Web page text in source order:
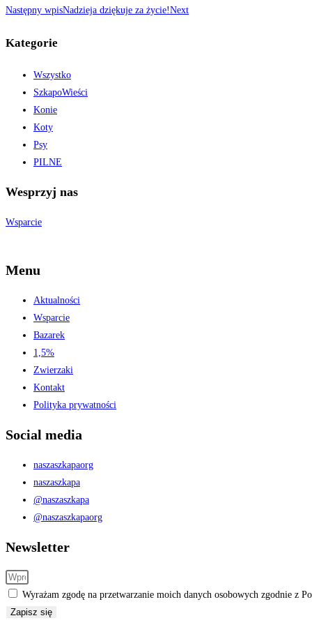
Następny wpisNadzieja dziękuje za życie!Next
Kategorie
Wszystko
SzkapoWieści
Konie
Koty
Psy
PILNE
Wesprzyj nas
Wsparcie
Menu
Aktualności
Wsparcie
Bazarek
1,5%
Zwierzaki
Kontakt
Polityka prywatności
Social media
naszaszkapaorg
naszaszkapa
@naszaszkapa
@naszaszkapaorg
Newsletter
Wyrażam zgodę na przetwarzanie moich danych osobowych zgodnie z
Zapisz się